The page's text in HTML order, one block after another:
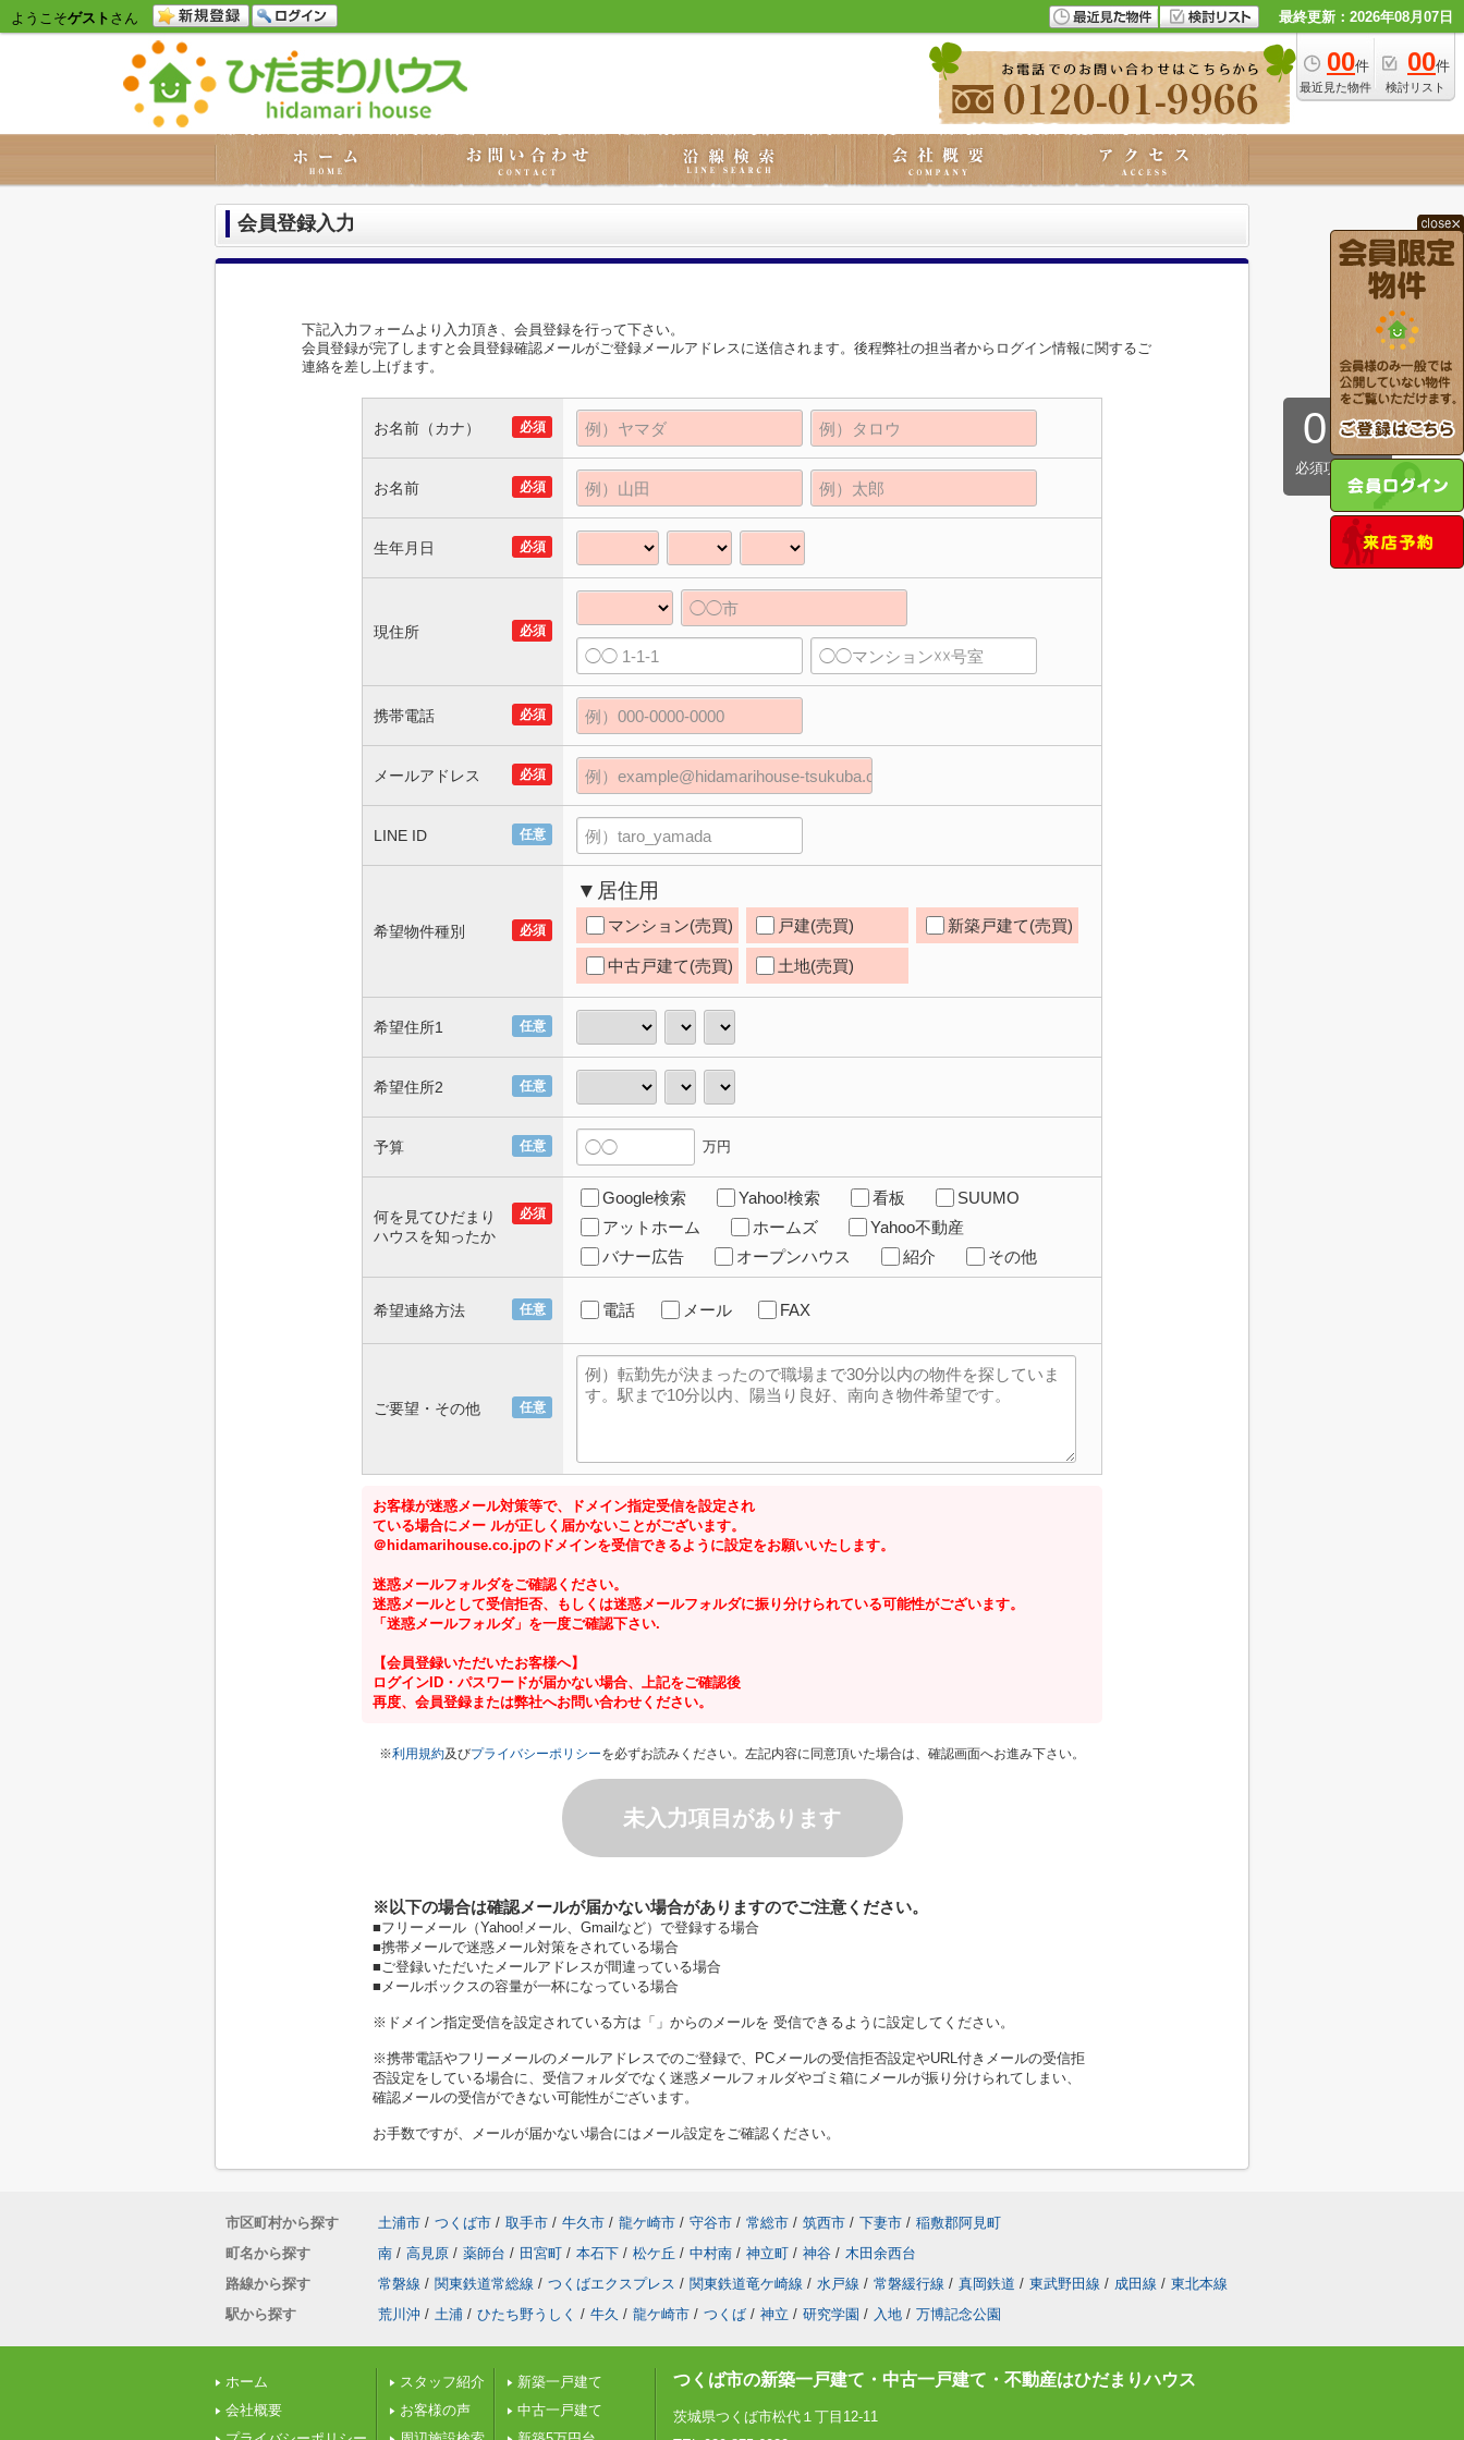
ようこそゲスト さん 最終更新：2026年08月07日
00件
最近見た物件
00件
検討リスト
会員登録入力
下記入力フォームより入力頂き、会員登録を行って下さい。
会員登録が完了しますと会員登録確認メールがご登録メールアドレスに送信されます。後程弊社の担当者からログイン情報に関するご
連絡を差し上げます。
0 /8
必須項目完了
お名前（カナ） 必須
お名前 必須
生年月日 必須
現住所 必須
携帯電話 必須
メールアドレス 必須
LINE ID 任意
希望物件種別 必須
▼居住用
マンション(売買) 戸建(売買) 新築戸建て(売買)
中古戸建て(売買) 土地(売買)
希望住所1 任意
希望住所2 任意
予算 任意 万円
何を見てひだまり
ハウスを知ったか
必須
Google検索 Yahoo!検索 看板
SUUMO
アットホーム
ホームズ
Yahoo不動産
バナー広告
オープンハウス 紹介 その他
希望連絡方法 任意 電話 メール FAX
ご要望・その他 任意
お客様が迷惑メール対策等で、ドメイン指定受信を設定され
ている場合にメー ルが正しく届かないことがございます。
＠hidamarihouse.co.jpのドメインを受信できるように設定をお願いいたします。
迷惑メールフォルダをご確認ください。
迷惑メールとして受信拒否、もしくは迷惑メールフォルダに振り分けられている可能性がございます。
「迷惑メールフォルダ」を一度ご確認下さい.
【会員登録いただいたお客様へ】
ログインID・パスワードが届かない場合、上記をご確認後
再度、会員登録または弊社へお問い合わせください。
※利用規約及びプライバシーポリシーを必ずお読みください。左記内容に同意頂いた場合は、確認画面へお進み下さい。
未入力項目があります
※以下の場合は確認メールが届かない場合がありますのでご注意ください。
■フリーメール（Yahoo!メール、Gmailなど）で登録する場合
■携帯メールで迷惑メール対策をされている場合
■ご登録いただいたメールアドレスが間違っている場合
■メールボックスの容量が一杯になっている場合
※ドメイン指定受信を設定されている方は「」からのメールを 受信できるように設定してください。
※携帯電話やフリーメールのメールアドレスでのご登録で、PCメールの受信拒否設定やURL付きメールの受信拒
否設定をしている場合に、受信フォルダでなく迷惑メールフォルダやゴミ箱にメールが振り分けられてしまい、
確認メールの受信ができない可能性がございます。
お手数ですが、メールが届かない場合にはメール設定をご確認ください。
市区町村から探す 土浦市 / つくば市 / 取手市 / 牛久市 / 龍ケ崎市 / 守谷市 / 常総市 / 筑西市 / 下妻市 / 稲敷郡阿見町
町名から探す
南 / 高見原 / 薬師台 / 田宮町 / 本石下 / 松ケ丘 / 中村南 / 神立町 / 神谷 / 木田余西台
路線から探す
常磐線 / 関東鉄道常総線 / つくばエクスプレス / 関東鉄道竜ケ崎線 / 水戸線 / 常磐緩行線 / 真岡鉄道 / 東武野田線 / 成田線 / 東北本線
駅から探す
荒川沖 / 土浦 / ひたち野うしく / 牛久 / 龍ケ崎市 / つくば / 神立 / 研究学園 / 入地 / 万博記念公園
ホーム
会社概要
スタッフ紹介
お客様の声
新築一戸建て
中古一戸建て
つくば市の新築一戸建て・中古一戸建て・不動産はひだまりハウス
茨城県つくば市松代１丁目12-11